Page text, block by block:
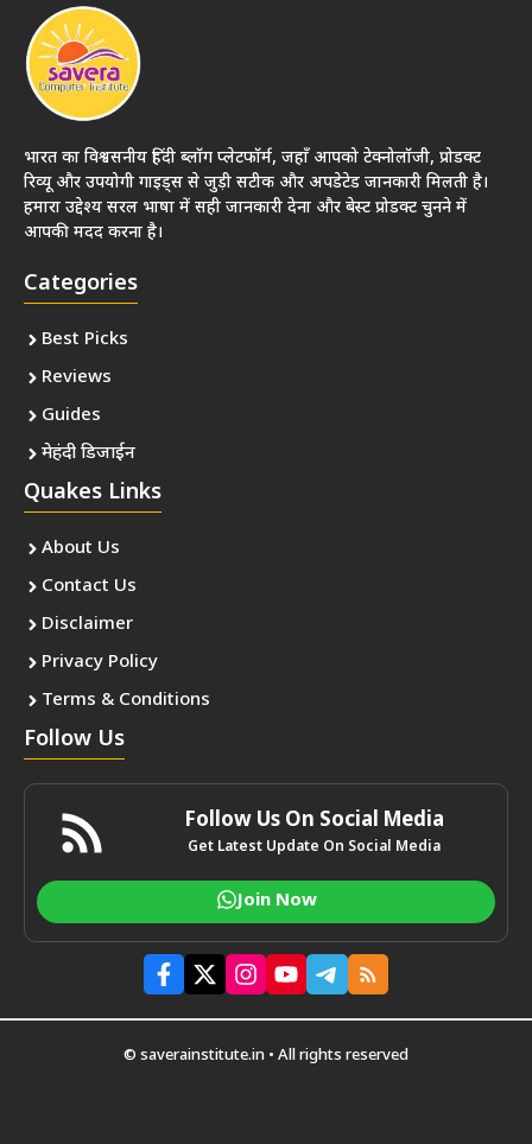
भारत का विश्वसनीय हिंदी ब्लॉग प्लेटफॉर्म, जहाँ आपको टेक्नोलॉजी, प्रोडक्ट
रिव्यू और उपयोगी गाइड्स से जुड़ी सटीक और अपडेटेड जानकारी मिलती है।
हमारा उद्देश्य सरल भाषा में सही जानकारी देना और बेस्ट प्रोडक्ट चुनने में
आपकी मदद करना है।
Categories
Best Picks
Reviews
Guides
मेहंदी डिजाईन
Quakes Links
About Us
Contact Us
Disclaimer
Privacy Policy
Terms & Conditions
Follow Us
Follow Us On Social Media
Get Latest Update On Social Media
Join Now
© saverainstitute.in • All rights reserved